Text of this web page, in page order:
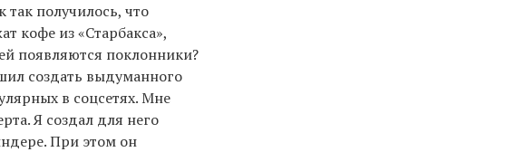
получилось, что
кофе из «Старбакса»,
появляются поклонники?
создать выдуманного
в соцсетях. Мне
Я создал для него
При этом он